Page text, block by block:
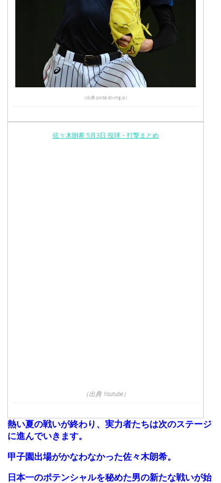
（出典 portal.st-img.jp）
佐々木朗希 5月3日 投球・打撃まとめ
（出典 Youtube）
熱い夏の戦いが終わり、実力者たちは次のステージ
に進んでいきます。
甲子園出場がかなわなかった佐々木朗希。
日本一のポテンシャルを秘めた男の新たな戦いが始